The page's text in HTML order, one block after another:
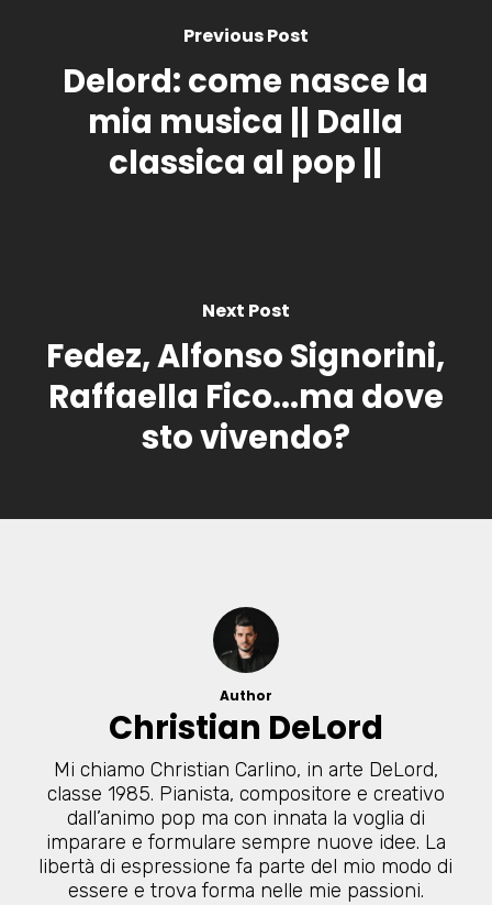
Previous Post
Delord: come nasce la
mia musica || Dalla
classica al pop ||
Next Post
Fedez, Alfonso Signorini,
Raffaella Fico...ma dove
sto vivendo?
Author
Christian DeLord
Mi chiamo Christian Carlino, in arte DeLord,
classe 1985. Pianista, compositore e creativo
dall’animo pop ma con innata la voglia di
imparare e formulare sempre nuove idee. La
libertà di espressione fa parte del mio modo di
essere e trova forma nelle mie passioni.